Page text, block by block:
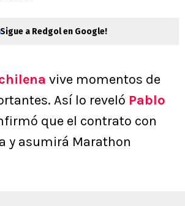
Sigue a Redgol en Google!
vive momentos de
Así lo reveló Pablo
que el contrato con
y asumirá Marathon